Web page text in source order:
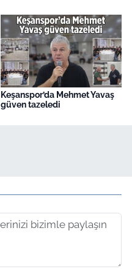
Keşanspor’da Mehmet Yavaş
güven tazeledi